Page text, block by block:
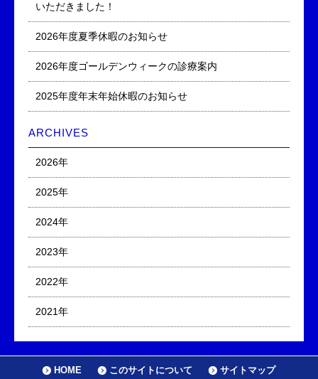
いただきました！
2026年度夏季休暇のお知らせ
2026年度ゴールデンウィークの診療案内
2025年度年末年始休暇のお知らせ
ARCHIVES
2026年
2025年
2024年
2023年
2022年
2021年
HOME このサイトについて サイトマップ